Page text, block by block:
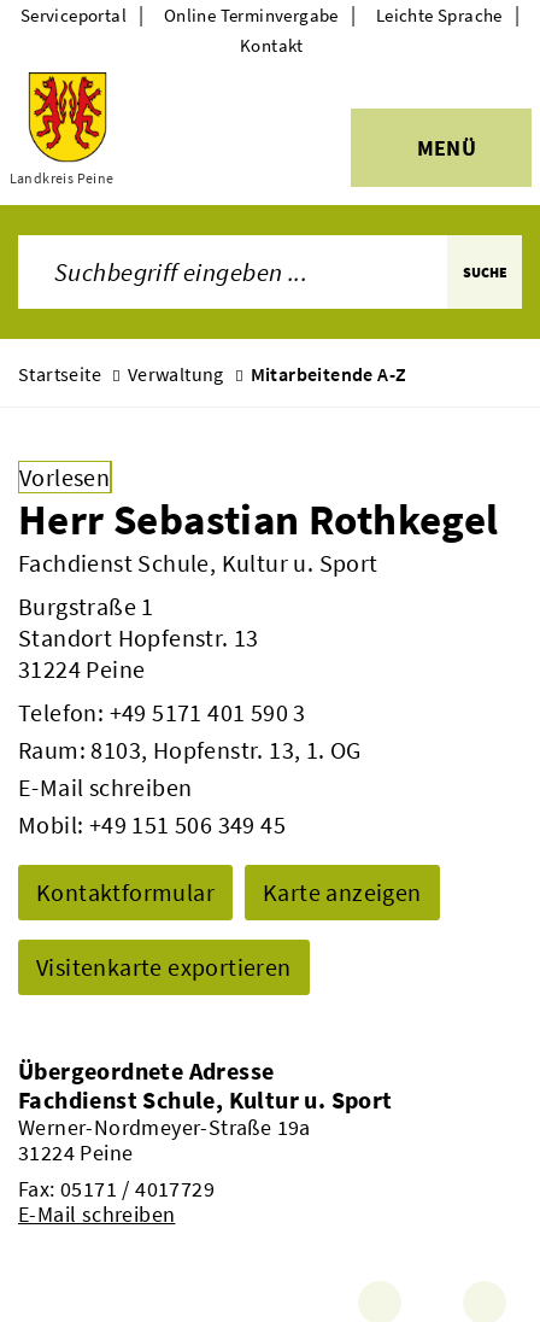
Themen
Landkreis Peine
MENÜ
Serviceportal | Online Terminvergabe | Leichte Sprache |
Kontakt
SUCHE
Startseite Verwaltung Mitarbeitende A-Z
Vorlesen
Herr Sebastian Rothkegel
Fachdienst Schule, Kultur u. Sport
Burgstraße 1
Standort Hopfenstr. 13
31224 Peine
Telefon: +49 5171 401 590 3
Raum: 8103, Hopfenstr. 13, 1. OG
E-Mail schreiben
Mobil: +49 151 506 349 45
Kontaktformular Karte anzeigen
Visitenkarte exportieren
Übergeordnete Adresse
Fachdienst Schule, Kultur u. Sport
Werner-Nordmeyer-Straße 19a
31224 Peine
Fax: 05171 / 4017729
E-Mail schreiben